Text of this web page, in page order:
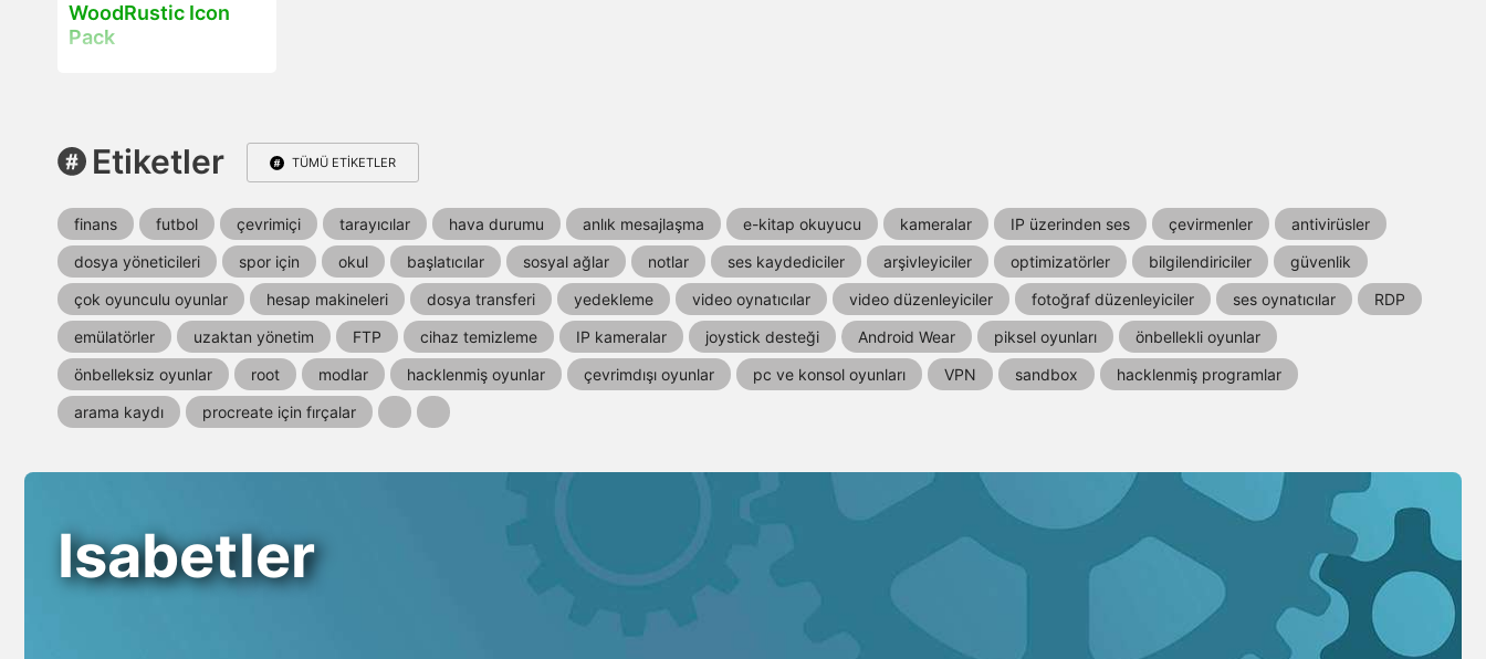
WoodRustic Icon
Pack
Etiketler TÜMÜ ETIKETLER
finans futbol çevrimiçi tarayıcılar hava durumu anlık mesajlaşma e-kitap okuyucu kameralar IP üzerinden ses çevirmenler
antivirüsler
dosya yöneticileri
spor için okul başlatıcılar sosyal ağlar notlar ses kaydediciler arşivleyiciler optimizatörler bilgilendiriciler
güvenlik
çok oyunculu oyunlar
hesap makineleri dosya transferi yedekleme video oynatıcılar video düzenleyiciler fotoğraf düzenleyiciler ses oynatıcılar
RDP
emülatörler
uzaktan yönetim FTP cihaz temizleme IP kameralar joystick desteği Android Wear piksel oyunları
önbellekli oyunlar
önbelleksiz oyunlar
root modlar hacklenmiş oyunlar çevrimdışı oyunlar pc ve konsol oyunları VPN sandbox
hacklenmiş programlar
arama kaydı
procreate için fırçalar
Isabetler